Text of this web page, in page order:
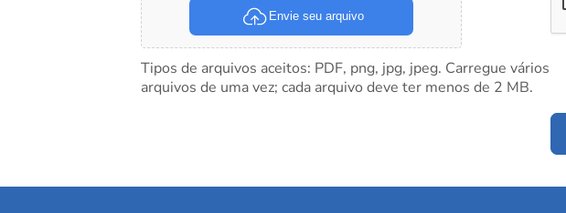
Envie seu arquivo
Tipos de arquivos aceitos: PDF, png, jpg, jpeg. Carregue vários
arquivos de uma vez; cada arquivo deve ter menos de 2 MB.